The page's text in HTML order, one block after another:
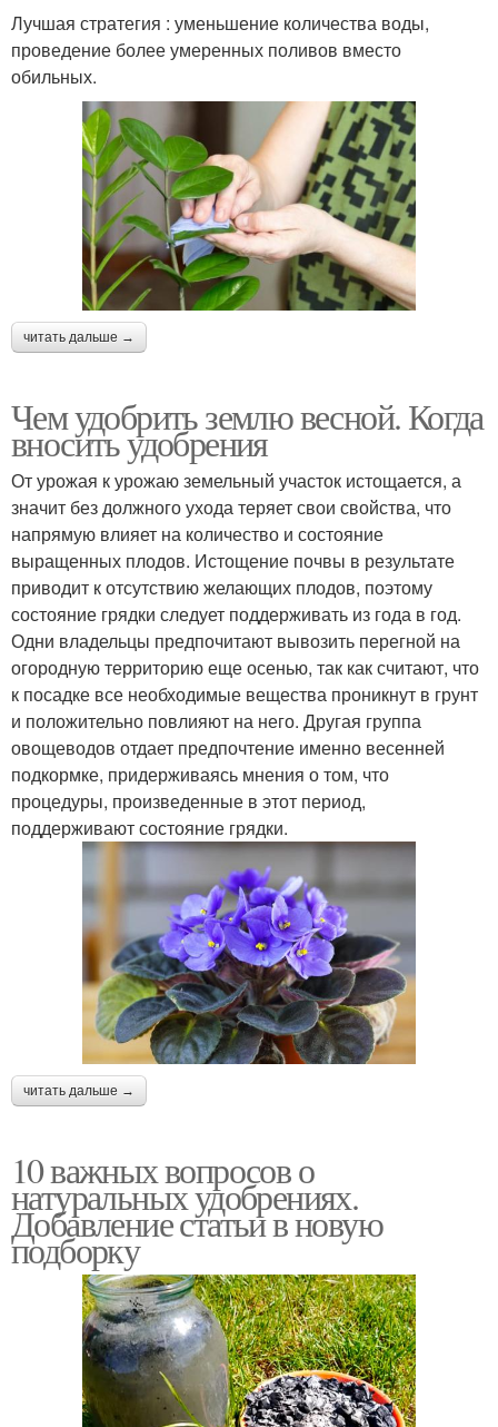
Лучшая стратегия : уменьшение количества воды,
проведение более умеренных поливов вместо
обильных.
читать дальше →
Чем удобрить землю весной. Когда
вносить удобрения
От урожая к урожаю земельный участок истощается, а
значит без должного ухода теряет свои свойства, что
напрямую влияет на количество и состояние
выращенных плодов. Истощение почвы в результате
приводит к отсутствию желающих плодов, поэтому
состояние грядки следует поддерживать из года в год.
Одни владельцы предпочитают вывозить перегной на
огородную территорию еще осенью, так как считают, что
к посадке все необходимые вещества проникнут в грунт
и положительно повлияют на него. Другая группа
овощеводов отдает предпочтение именно весенней
подкормке, придерживаясь мнения о том, что
процедуры, произведенные в этот период,
поддерживают состояние грядки.
читать дальше →
10 важных вопросов о
натуральных удобрениях.
Добавление статьи в новую
подборку